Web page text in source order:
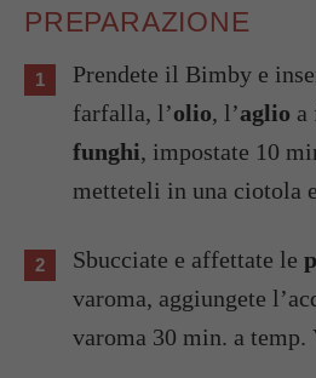
PREPARAZIONE
Prendete il Bimby e
farfalla, l’olio, l’aglio a
funghi, impostate 10
metteteli in una ciotola
Sbucciate e affettate le
varoma, aggiungete
varoma 30 min. a temp.